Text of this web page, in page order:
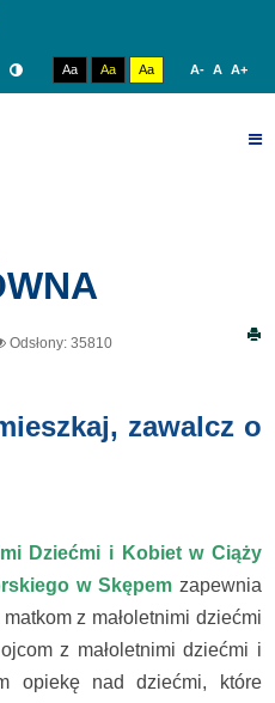
Aa Aa Aa A- A A+
CIĄŻY
Odsłony: 35810
zawalcz o
Dziećmi i Kobiet w Ciąży
w Skępemzapewnia
z małoletnimi dziećmi
z małoletnimi dziećmi i
opiekę nad dziećmi, które